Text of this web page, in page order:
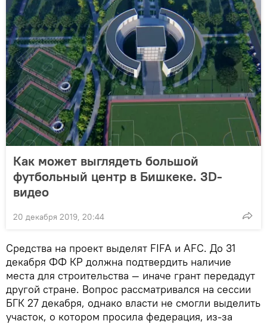
Как может выглядеть большой
футбольный центр в Бишкеке. 3D-
видео
20 декабря 2019, 20:44
Средства на проект выделят FIFA и AFC. До 31
декабря ФФ КР должна подтвердить наличие
места для строительства — иначе грант передадут
другой стране. Вопрос рассматривался на сессии
БГК 27 декабря, однако власти не смогли выделить
участок, о котором просила федерация, из-за